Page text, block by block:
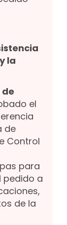
la
de
el
de
Control
para
pedido a
de la